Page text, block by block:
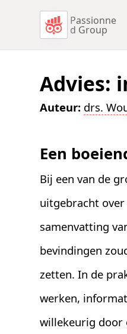
Passionne
d Group
Advies:
Auteur: drs.
Een
Bij een van de
uitgebracht
samenvatting
bevindingen
zetten. In de
werken,
willekeurig door